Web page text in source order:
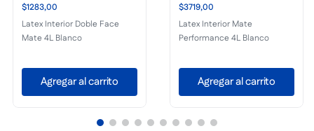
$1283,00
Latex Interior Doble Face
Mate 4L Blanco
Agregar al carrito
$3719,00
Latex Interior Mate
Performance 4L Blanco
Agregar al carrito